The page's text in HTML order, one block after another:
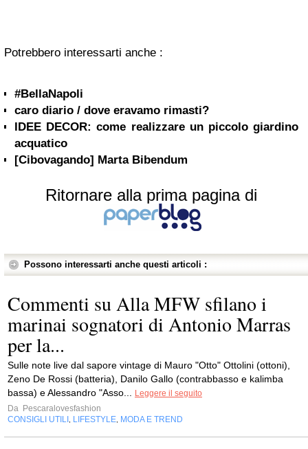
Potrebbero interessarti anche :
#BellaNapoli
caro diario / dove eravamo rimasti?
IDEE DECOR: come realizzare un piccolo giardino
acquatico
[Cibovagando] Marta Bibendum
Ritornare alla prima pagina di
Possono interessarti anche questi articoli :
Commenti su Alla MFW sfilano i
marinai sognatori di Antonio Marras
per la...
Sulle note live dal sapore vintage di Mauro "Otto" Ottolini (ottoni),
Zeno De Rossi (batteria), Danilo Gallo (contrabbasso e kalimba
bassa) e Alessandro "Asso...
Leggere il seguito
Da Pescaralovesfashion
CONSIGLI UTILI
LIFESTYLE MODA E TREND